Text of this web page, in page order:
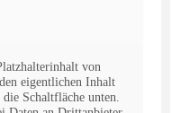
von
eigentlichen Inhalt
Schaltfläche unten.